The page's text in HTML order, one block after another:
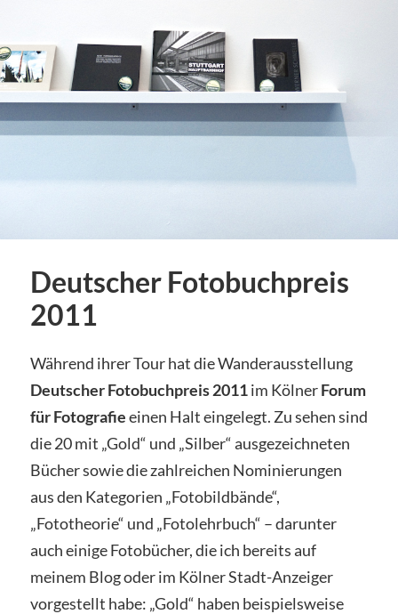
Deutscher Fotobuchpreis
2011
Während ihrer Tour hat die Wanderausstellung
Deutscher Fotobuchpreis 2011im KölnerForum
für Fotografieeinen Halt eingelegt. Zu sehen sind
die 20 mit „Gold“ und „Silber“ ausgezeichneten
Bücher sowie die zahlreichen Nominierungen
aus den Kategorien „Fotobildbände“,
„Fototheorie“ und „Fotolehrbuch“ – darunter
auch einige Fotobücher, die ich bereits auf
meinem Blog oder im Kölner Stadt-Anzeiger
vorgestellt habe: „Gold“ haben beispielsweise